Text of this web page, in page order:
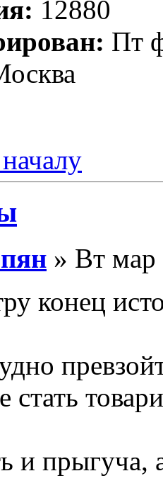
12880
Пт
» Вт мар
конец
стать
и прыгуча,